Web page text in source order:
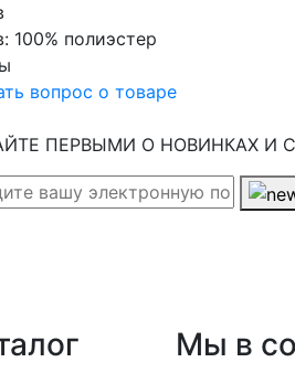
100% полиэстер
вопрос о товаре
ПЕРВЫМИ О НОВИНКАХ И
Мы в